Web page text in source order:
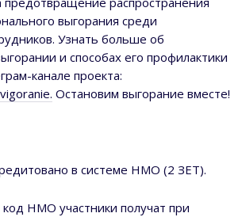
выгорания среди
Узнать больше об
и способах его профилактики
канале проекта:
Остановим выгорание вместе!
в системе НМО (2 ЗЕТ).
НМО участники получат при